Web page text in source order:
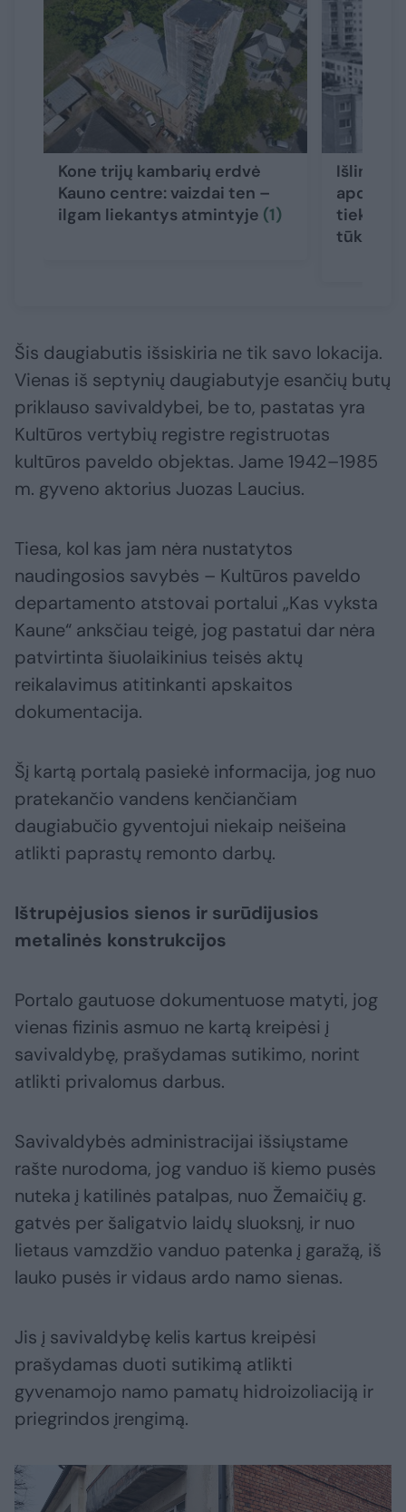
Kone trijų kambarių erdvė
Kauno centre: vaizdai ten –
ilgam liekantys atmintyje (1)
Išlindo
tiek
Šis daugiabutis išsiskiria ne tik savo lokacija.
Vienas iš septynių daugiabutyje esančių butų
priklauso savivaldybei, be to, pastatas yra
Kultūros vertybių registre registruotas
kultūros paveldo objektas. Jame 1942–1985
m. gyveno aktorius Juozas Laucius.
Tiesa, kol kas jam nėra nustatytos
naudingosios savybės – Kultūros paveldo
departamento atstovai portalui „Kas vyksta
Kaune“ anksčiau teigė, jog pastatui dar nėra
patvirtinta šiuolaikinius teisės aktų
reikalavimus atitinkanti apskaitos
dokumentacija.
Šį kartą portalą pasiekė informacija, jog nuo
pratekančio vandens kenčiančiam
daugiabučio gyventojui niekaip neišeina
atlikti paprastų remonto darbų.
Ištrupėjusios sienos ir surūdijusios
metalinės konstrukcijos
Portalo gautuose dokumentuose matyti, jog
vienas fizinis asmuo ne kartą kreipėsi į
savivaldybę, prašydamas sutikimo, norint
atlikti privalomus darbus.
Savivaldybės administracijai išsiųstame
rašte nurodoma, jog vanduo iš kiemo pusės
nuteka į katilinės patalpas, nuo Žemaičių g.
gatvės per šaligatvio laidų sluoksnį, ir nuo
lietaus vamzdžio vanduo patenka į garažą, iš
lauko pusės ir vidaus ardo namo sienas.
Jis į savivaldybę kelis kartus kreipėsi
prašydamas duoti sutikimą atlikti
gyvenamojo namo pamatų hidroizoliaciją ir
priegrindos įrengimą.